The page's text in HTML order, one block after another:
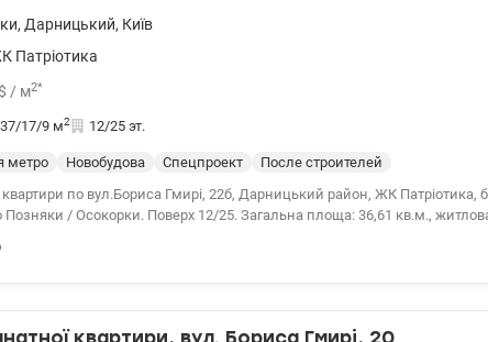
, Дарницький, Київ
Патріотика
$ / м2*
37/17/9 м2 12/25 эт.
метро Новобудова Спецпроект
После строителей
по вул.Бориса Гмирі, 22б, Дарницький район, ЖК Патріотика,
Позняки / Осокорки. Поверх 12/25. Загальна площа: 36,61 кв.м.,